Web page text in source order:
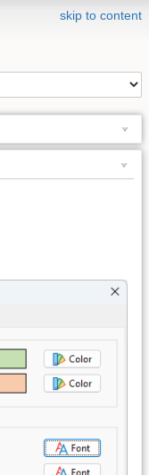
skip to content